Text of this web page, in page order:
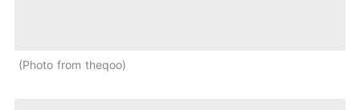
Photo from theqoo